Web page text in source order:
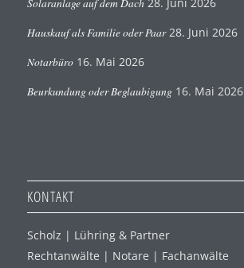
Hauskauf als Familie oder Paar 28. Juni 2026
Notarbüro 16. Mai 2026
Beurkundung oder Beglaubigung 16. Mai 2026
KONTAKT
Scholz | Lühring & Partner
Rechtanwälte | Notare | Fachanwälte